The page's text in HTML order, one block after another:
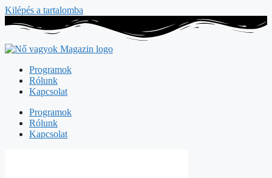
Kilépés a tartalomba
Programok
Rólunk
Kapcsolat
Programok
Rólunk
Kapcsolat